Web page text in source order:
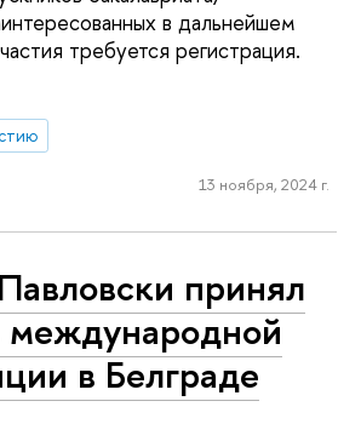
в дальнейшем
требуется регистрация.
13 ноября, 2024 г.
принял
международной
в Белграде